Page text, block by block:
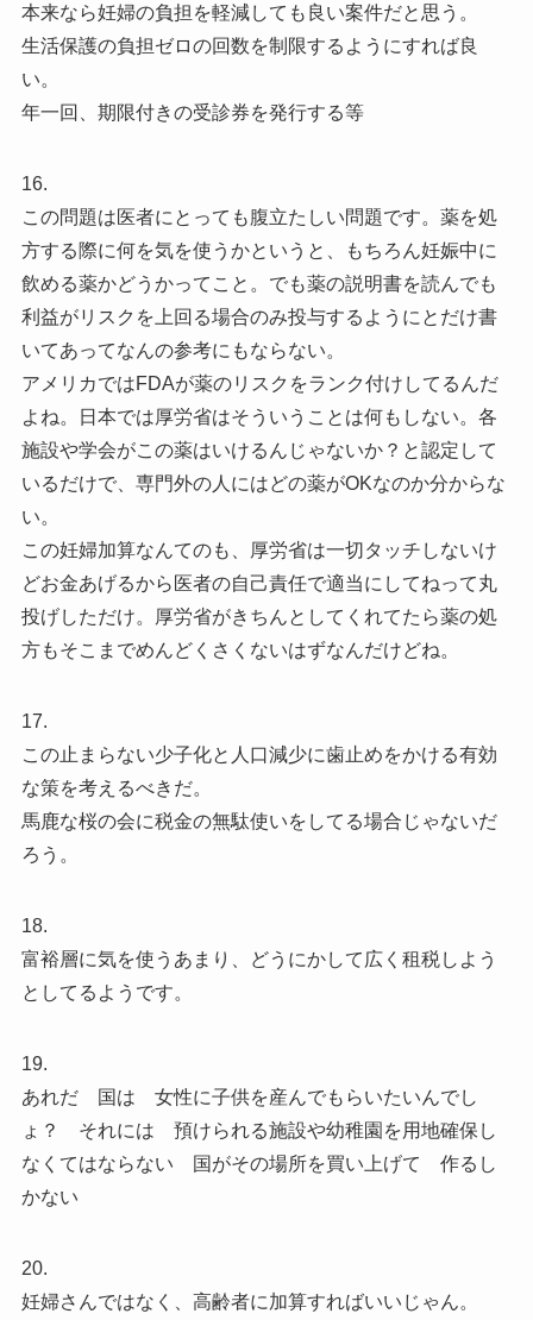
本来なら妊婦の負担を軽減しても良い案件だと思う。
生活保護の負担ゼロの回数を制限するようにすれば良
い。
年一回、期限付きの受診券を発行する等
16.
この問題は医者にとっても腹立たしい問題です。薬を処
方する際に何を気を使うかというと、もちろん妊娠中に
飲める薬かどうかってこと。でも薬の説明書を読んでも
利益がリスクを上回る場合のみ投与するようにとだけ書
いてあってなんの参考にもならない。
アメリカではFDAが薬のリスクをランク付けしてるんだ
よね。日本では厚労省はそういうことは何もしない。各
施設や学会がこの薬はいけるんじゃないか？と認定して
いるだけで、専門外の人にはどの薬がOKなのか分からな
い。
この妊婦加算なんてのも、厚労省は一切タッチしないけ
どお金あげるから医者の自己責任で適当にしてねって丸
投げしただけ。厚労省がきちんとしてくれてたら薬の処
方もそこまでめんどくさくないはずなんだけどね。
17.
この止まらない少子化と人口減少に歯止めをかける有効
な策を考えるべきだ。
馬鹿な桜の会に税金の無駄使いをしてる場合じゃないだ
ろう。
18.
富裕層に気を使うあまり、どうにかして広く租税しよう
としてるようです。
19.
あれだ 国は 女性に子供を産んでもらいたいんでし
ょ？ それには 預けられる施設や幼稚園を用地確保し
なくてはならない 国がその場所を買い上げて 作るし
かない
20.
妊婦さんではなく、高齢者に加算すればいいじゃん。